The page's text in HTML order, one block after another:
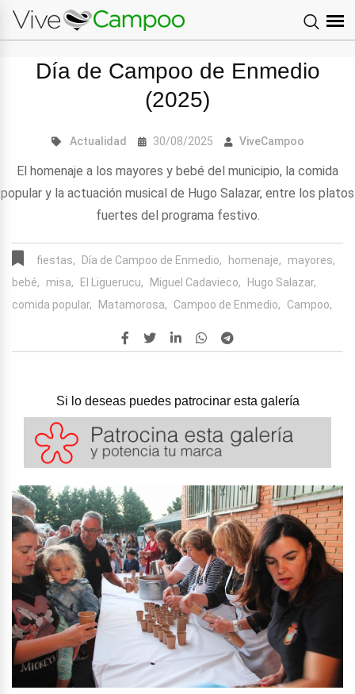
Día de Campoo de Enmedio
(2025)
Actualidad 30/08/2025 ViveCampoo
El homenaje a los mayores y bebé del municipio, la comida
popular y la actuación musical de Hugo Salazar, entre los platos
fuertes del programa festivo.
fiestas, Día de Campoo de Enmedio, homenaje,
mayores,
bebé,
misa, El Liguerucu, Miguel Cadavieco,
Hugo Salazar,
comida popular,
Matamorosa, Campoo de Enmedio, Campoo,
Si lo deseas puedes patrocinar esta galería